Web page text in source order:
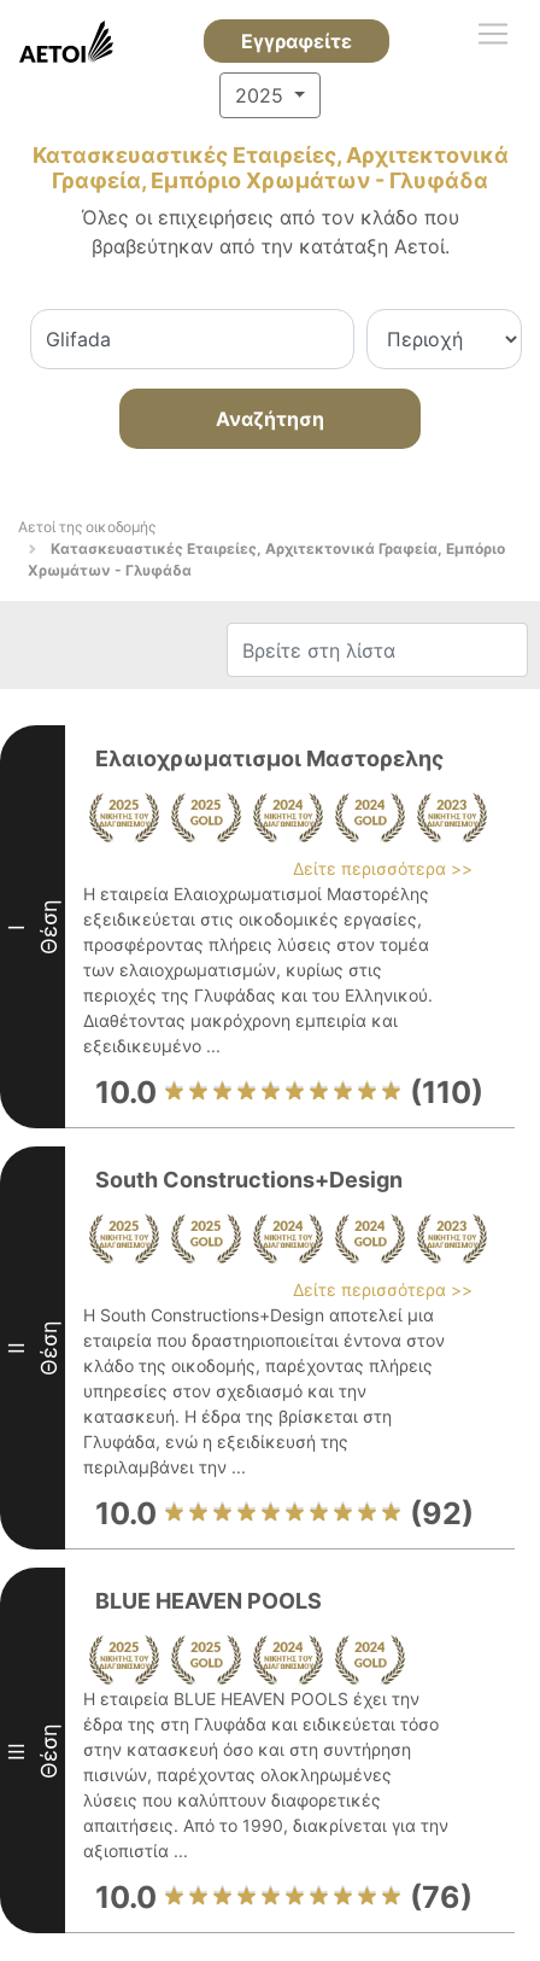
Εγγραφείτε
2025
Κατασκευαστικές Εταιρείες, Αρχιτεκτονικά
Γραφεία, Εμπόριο Χρωμάτων - Γλυφάδα
Όλες οι επιχειρήσεις από τον κλάδο που
βραβεύτηκαν από την κατάταξη Αετοί.
Αναζήτηση
Αετοί της οικοδομής
Κατασκευαστικές Εταιρείες, Αρχιτεκτονικά Γραφεία, Εμπόριο
Χρωμάτων - Γλυφάδα
I Θέση
Ελαιοχρωματισμοι Μαστορελης
Δείτε περισσότερα >>
Η εταιρεία Ελαιοχρωματισμοί Μαστορέλης
εξειδικεύεται στις οικοδομικές εργασίες,
προσφέροντας πλήρεις λύσεις στον τομέα
των ελαιοχρωματισμών, κυρίως στις
περιοχές της Γλυφάδας και του Ελληνικού.
Διαθέτοντας μακρόχρονη εμπειρία και
εξειδικευμένο ...
10.0 (110)
II Θέση
South Constructions+Design
Δείτε περισσότερα >>
Η South Constructions+Design αποτελεί μια
εταιρεία που δραστηριοποιείται έντονα στον
κλάδο της οικοδομής, παρέχοντας πλήρεις
υπηρεσίες στον σχεδιασμό και την
κατασκευή. Η έδρα της βρίσκεται στη
Γλυφάδα, ενώ η εξειδίκευσή της
περιλαμβάνει την ...
10.0 (92)
III Θέση
BLUE HEAVEN POOLS
Η εταιρεία BLUE HEAVEN POOLS έχει την
έδρα της στη Γλυφάδα και ειδικεύεται τόσο
στην κατασκευή όσο και στη συντήρηση
πισινών, παρέχοντας ολοκληρωμένες
λύσεις που καλύπτουν διαφορετικές
απαιτήσεις. Από το 1990, διακρίνεται για την
αξιοπιστία ...
10.0 (76)